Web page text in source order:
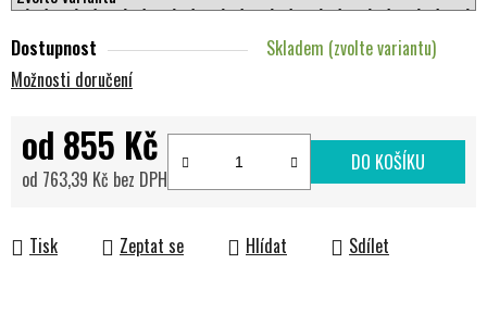
Dostupnost
Skladem (zvolte variantu)
Možnosti doručení
od 855 Kč
od 763,39 Kč bez DPH
DO KOŠÍKU
Tisk Zeptat se Hlídat Sdílet